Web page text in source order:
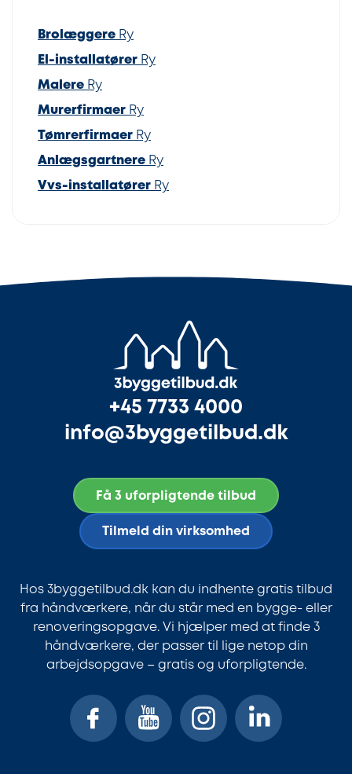
Brolæggere Ry
El-installatører Ry
Malere Ry
Murerfirmaer Ry
Tømrerfirmaer Ry
Anlægsgartnere Ry
Vvs-installatører Ry
+45 7733 4000
info@3byggetilbud.dk
Få 3 uforpligtende tilbud
Tilmeld din virksomhed
Hos 3byggetilbud.dk kan du indhente gratis tilbud
fra håndværkere, når du står med en bygge- eller
renoveringsopgave. Vi hjælper med at finde 3
håndværkere, der passer til lige netop din
arbejdsopgave – gratis og uforpligtende.